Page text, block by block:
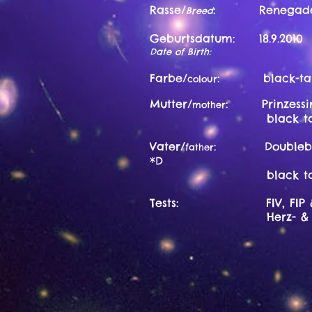
Rasse/Breed: Renegade -
Geburtsdatum: 18.9.2010
Date of Birth:
Farbe/colour: black-
Mutter/mother:
black tabby
Vater/father: Doublebee
*D
black tabby
Tests: FIV, FIP &
Herz-
​